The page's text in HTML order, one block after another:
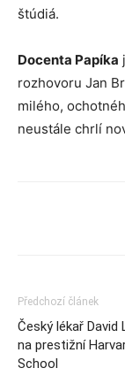
štúdiá.
Docenta Papíka
rozhovoru Jan
milého,
neustále chrlí
Předchozí článek
Český lékař David
na prestižní
School